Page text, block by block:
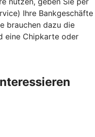
Ihre Bankgeschäfte
brauchen dazu die
eine Chipkarte oder